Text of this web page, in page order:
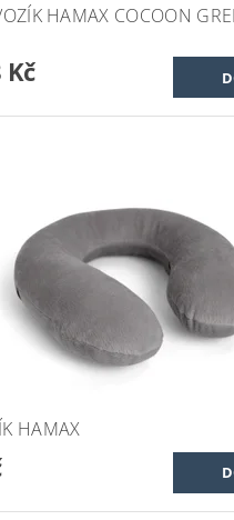
HAMAX COCOON
Kč
HAMAX